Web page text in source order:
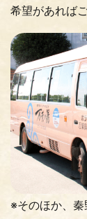
希望があれば
※そのほか、